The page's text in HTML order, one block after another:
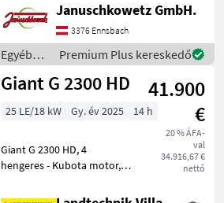
der Autobahn Amstetten-
Ost! Motor: Kubota V1505 (4
Zylinder) Hohes
Drehmoment, 1.500 cm³-
Mot
Januschkowetz GmbH.
3376 Ennsbach
Egyéb
mezőgazdasági
erőgépek
Premium Plus kereskedő
Giant G 2300 HD
41.900
€
20 % ÁFA-
val
34.916,67 €
nettó
25 LE/18 kW Gy. év 2025 14 h
Giant G 2300 HD, 4
hengeres - Kubota motor,
hidraulikus